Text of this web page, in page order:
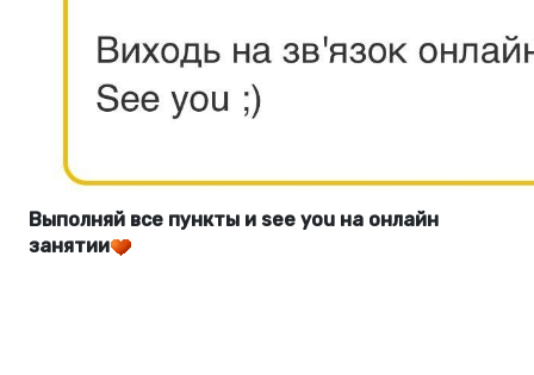
Выполняй все пункты и see you на онлайн
занятии